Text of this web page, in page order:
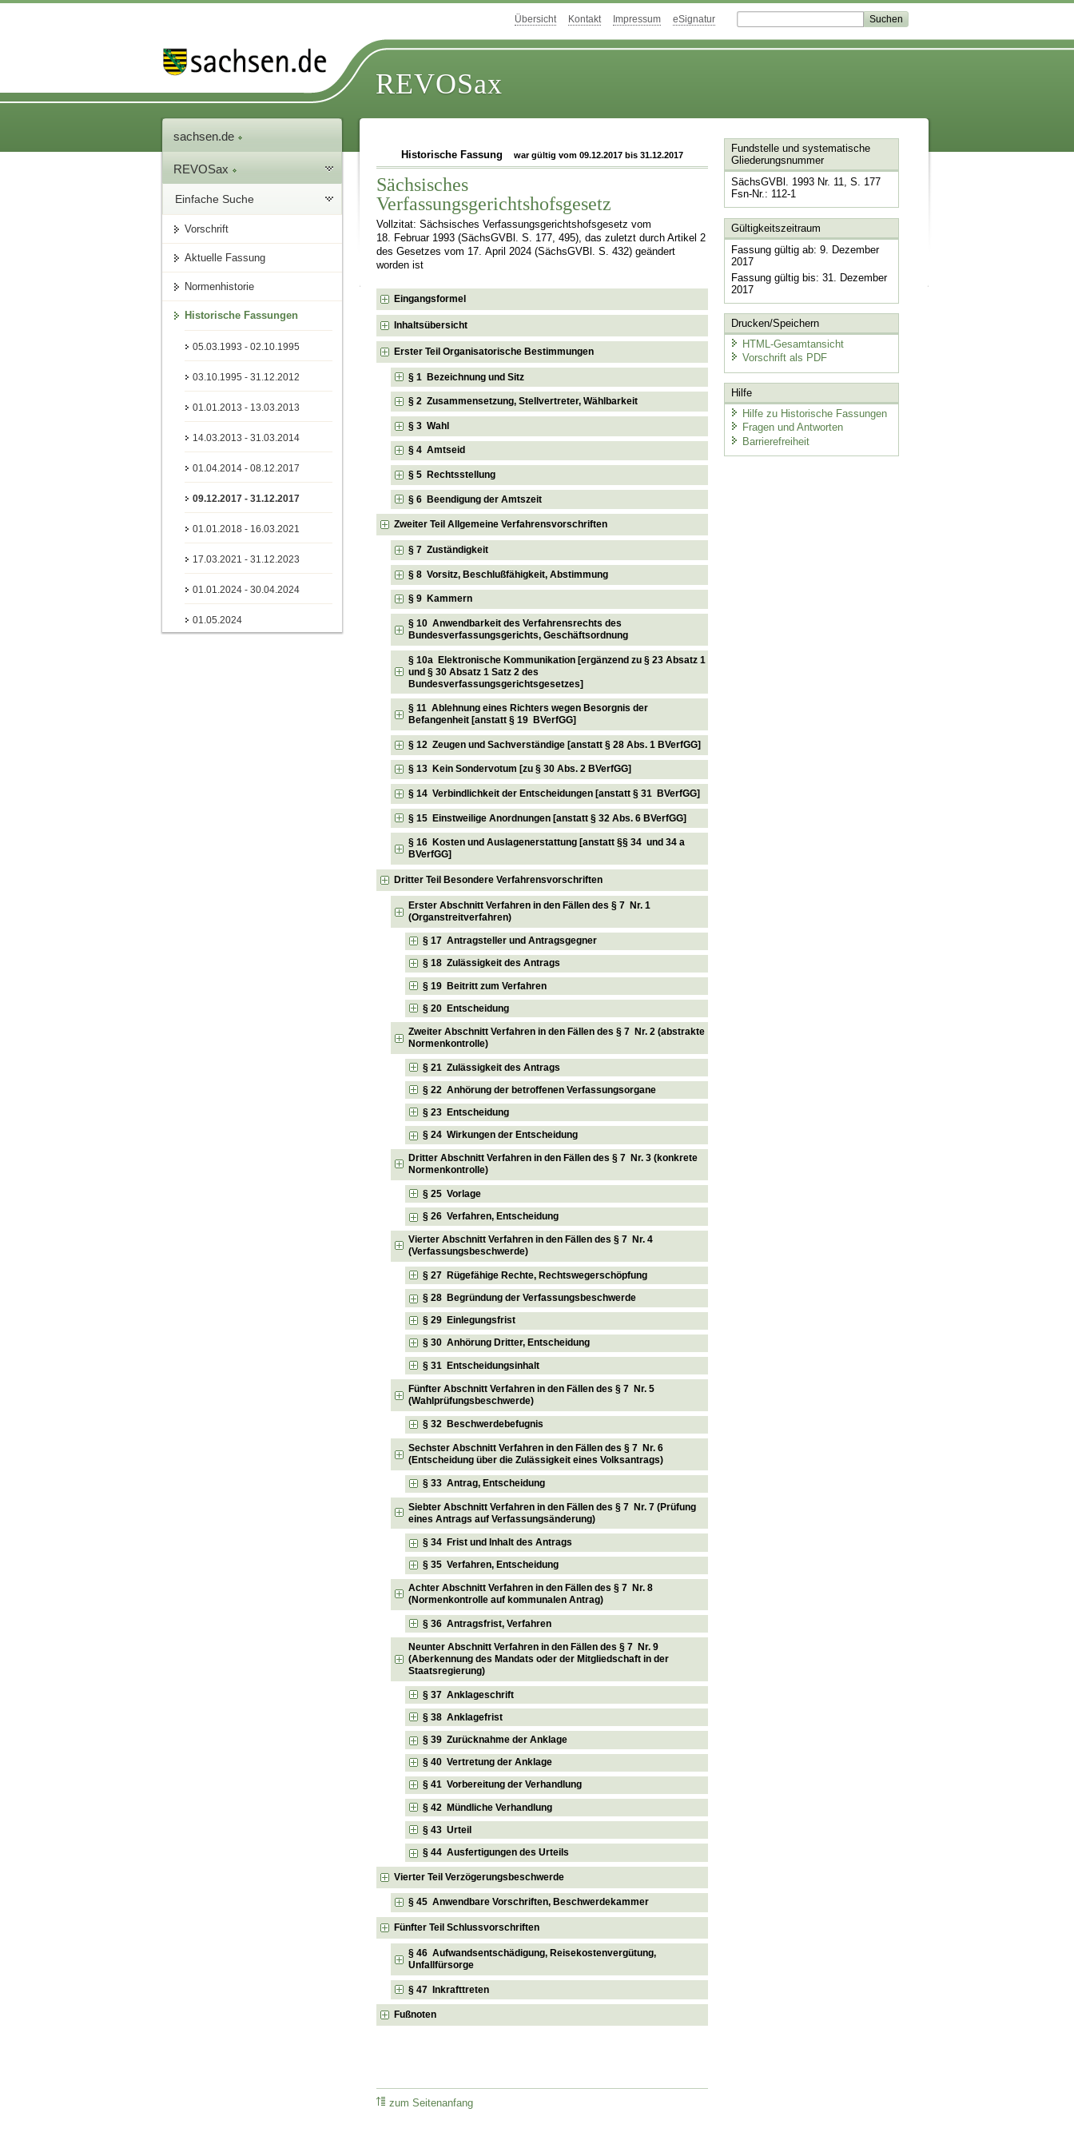
Übersicht Kontakt Impressum eSignatur
REVOSax
sachsen.de
REVOSax
Einfache Suche
Vorschrift
Aktuelle Fassung
Normenhistorie
Historische Fassungen
05.03.1993 - 02.10.1995
03.10.1995 - 31.12.2012
01.01.2013 - 13.03.2013
14.03.2013 - 31.03.2014
01.04.2014 - 08.12.2017
09.12.2017 - 31.12.2017
01.01.2018 - 16.03.2021
17.03.2021 - 31.12.2023
01.01.2024 - 30.04.2024
01.05.2024
Historische Fassung war gültig vom 09.12.2017 bis 31.12.2017
Sächsisches
Verfassungsgerichtshofsgesetz
Vollzitat: Sächsisches Verfassungsgerichtshofsgesetz vom
18. Februar 1993 (SächsGVBl. S. 177, 495), das zuletzt durch Artikel 2
des Gesetzes vom 17. April 2024 (SächsGVBl. S. 432) geändert
worden ist
Eingangsformel
Inhaltsübersicht
Erster Teil Organisatorische Bestimmungen
§ 1 Bezeichnung und Sitz
§ 2 Zusammensetzung, Stellvertreter, Wählbarkeit
§ 3 Wahl
§ 4 Amtseid
§ 5 Rechtsstellung
§ 6 Beendigung der Amtszeit
Zweiter Teil Allgemeine Verfahrensvorschriften
§ 7 Zuständigkeit
§ 8 Vorsitz, Beschlußfähigkeit, Abstimmung
§ 9 Kammern
§ 10 Anwendbarkeit des Verfahrensrechts des
Bundesverfassungsgerichts, Geschäftsordnung
§ 10a Elektronische Kommunikation [ergänzend zu § 23 Absatz 1
und § 30 Absatz 1 Satz 2 des
Bundesverfassungsgerichtsgesetzes]
§ 11 Ablehnung eines Richters wegen Besorgnis der
Befangenheit [anstatt § 19 BVerfGG]
§ 12 Zeugen und Sachverständige [anstatt § 28 Abs. 1 BVerfGG]
§ 13 Kein Sondervotum [zu § 30 Abs. 2 BVerfGG]
§ 14 Verbindlichkeit der Entscheidungen [anstatt § 31 BVerfGG]
§ 15 Einstweilige Anordnungen [anstatt § 32 Abs. 6 BVerfGG]
§ 16 Kosten und Auslagenerstattung [anstatt §§ 34 und 34 a
BVerfGG]
Dritter Teil Besondere Verfahrensvorschriften
Erster Abschnitt Verfahren in den Fällen des § 7 Nr. 1
(Organstreitverfahren)
§ 17 Antragsteller und Antragsgegner
§ 18 Zulässigkeit des Antrags
§ 19 Beitritt zum Verfahren
§ 20 Entscheidung
Zweiter Abschnitt Verfahren in den Fällen des § 7 Nr. 2 (abstrakte
Normenkontrolle)
§ 21 Zulässigkeit des Antrags
§ 22 Anhörung der betroffenen Verfassungsorgane
§ 23 Entscheidung
§ 24 Wirkungen der Entscheidung
Dritter Abschnitt Verfahren in den Fällen des § 7 Nr. 3 (konkrete
Normenkontrolle)
§ 25 Vorlage
§ 26 Verfahren, Entscheidung
Vierter Abschnitt Verfahren in den Fällen des § 7 Nr. 4
(Verfassungsbeschwerde)
§ 27 Rügefähige Rechte, Rechtswegerschöpfung
§ 28 Begründung der Verfassungsbeschwerde
§ 29 Einlegungsfrist
§ 30 Anhörung Dritter, Entscheidung
§ 31 Entscheidungsinhalt
Fünfter Abschnitt Verfahren in den Fällen des § 7 Nr. 5
(Wahlprüfungsbeschwerde)
§ 32 Beschwerdebefugnis
Sechster Abschnitt Verfahren in den Fällen des § 7 Nr. 6
(Entscheidung über die Zulässigkeit eines Volksantrags)
§ 33 Antrag, Entscheidung
Siebter Abschnitt Verfahren in den Fällen des § 7 Nr. 7 (Prüfung
eines Antrags auf Verfassungsänderung)
§ 34 Frist und Inhalt des Antrags
§ 35 Verfahren, Entscheidung
Achter Abschnitt Verfahren in den Fällen des § 7 Nr. 8
(Normenkontrolle auf kommunalen Antrag)
§ 36 Antragsfrist, Verfahren
Neunter Abschnitt Verfahren in den Fällen des § 7 Nr. 9
(Aberkennung des Mandats oder der Mitgliedschaft in der
Staatsregierung)
§ 37 Anklageschrift
§ 38 Anklagefrist
§ 39 Zurücknahme der Anklage
§ 40 Vertretung der Anklage
§ 41 Vorbereitung der Verhandlung
§ 42 Mündliche Verhandlung
§ 43 Urteil
§ 44 Ausfertigungen des Urteils
Vierter Teil Verzögerungsbeschwerde
§ 45 Anwendbare Vorschriften, Beschwerdekammer
Fünfter Teil Schlussvorschriften
§ 46 Aufwandsentschädigung, Reisekostenvergütung,
Unfallfürsorge
§ 47 Inkrafttreten
Fußnoten
zum Seitenanfang
Fundstelle und systematische
Gliederungsnummer
SächsGVBl. 1993 Nr. 11, S. 177
Fsn-Nr.: 112-1
Gültigkeitszeitraum
Fassung gültig ab: 9. Dezember
2017
Fassung gültig bis: 31. Dezember
2017
Drucken/Speichern
HTML-Gesamtansicht
Vorschrift als PDF
Hilfe
Hilfe zu Historische Fassungen
Fragen und Antworten
Barrierefreiheit